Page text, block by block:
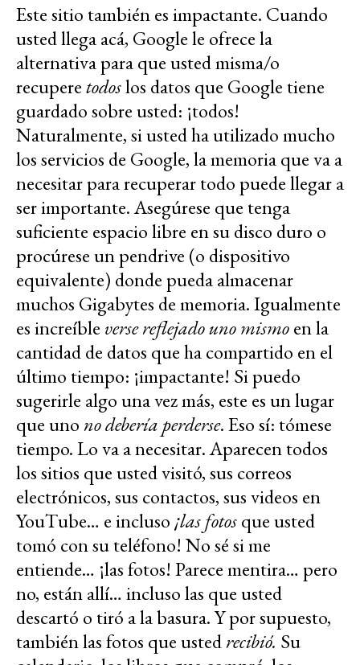
Este sitio también es impactante. Cuando
usted llega acá, Google le ofrece la
alternativa para que usted misma/o
recuperetodoslos datos que Google tiene
guardado sobre usted: ¡todos!
Naturalmente, si usted ha utilizado mucho
los servicios de Google, la memoria que va a
necesitar para recuperar todo puede llegar a
ser importante. Asegúrese que tenga
suficiente espacio libre en su disco duro o
procúrese un pendrive (o dispositivo
equivalente) donde pueda almacenar
muchos Gigabytes de memoria. Igualmente
es increíble verse reflejado uno mismoen la
cantidad de datos que ha compartido en el
último tiempo: ¡impactante! Si puedo
sugerirle algo una vez más, este es un lugar
que uno no debería perderse. Eso sí: tómese
tiempo. Lo va a necesitar. Aparecen todos
los sitios que usted visitó, sus correos
electrónicos, sus contactos, sus videos en
YouTube… e incluso ¡las fotosque usted
tomó con su teléfono! No sé si me
entiende… ¡las fotos! Parece mentira… pero
no, están allí… incluso las que usted
descartó o tiró a la basura. Y por supuesto,
también las fotos que ustedrecibió. Su